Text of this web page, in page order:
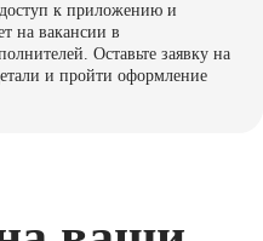
доступ к приложению и
на вакансии в
Оставьте заявку на
и пройти оформление